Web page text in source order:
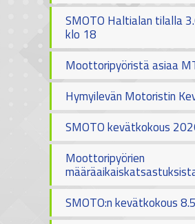
SMOTO Haltialan tilalla
klo 18
Moottoripyöristä asiaa
Hymyilevän Motoristin
SMOTO kevätkokous
Moottoripyörien
SMOTO:n kevätkokous